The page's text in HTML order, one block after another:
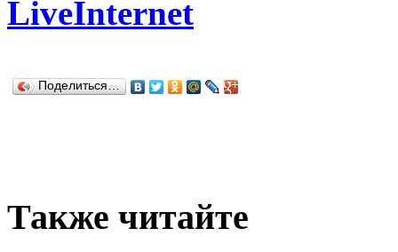
LiveInternet
Поделиться…
Также читайте